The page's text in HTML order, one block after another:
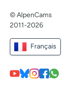
© AlpenCams
2011-2026
Français